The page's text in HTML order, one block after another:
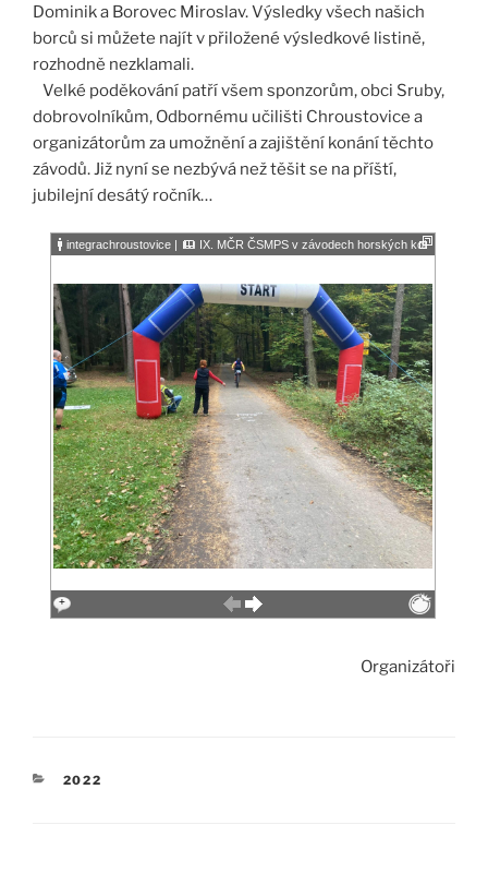
Dominik a Borovec Miroslav. Výsledky všech našich
borců si můžete najít v přiložené výsledkové listině,
rozhodně nezklamali.
Velké poděkování patří všem sponzorům, obci Sruby,
dobrovolníkům, Odbornému učilišti Chroustovice a
organizátorům za umožnění a zajištění konání těchto
závodů. Již nyní se nezbývá než těšit se na příští,
jubilejní desátý ročník…
Organizátoři
RUBRIKY
2022